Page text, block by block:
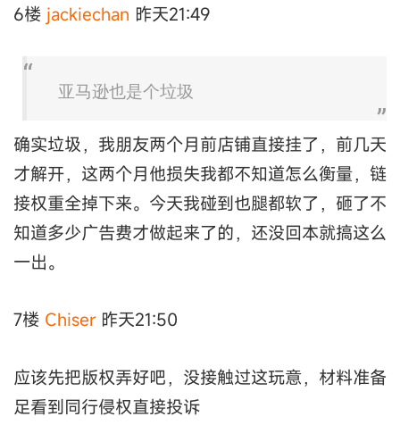
6楼 jackiechan 昨天21:49
亚马逊也是个垃圾
确实垃圾，我朋友两个月前店铺直接挂了，前几天
才解开，这两个月他损失我都不知道怎么衡量，链
接权重全掉下来。今天我碰到也腿都软了，砸了不
知道多少广告费才做起来了的，还没回本就搞这么
一出。
7楼 Chiser 昨天21:50
应该先把版权弄好吧，没接触过这玩意，材料准备
足看到同行侵权直接投诉